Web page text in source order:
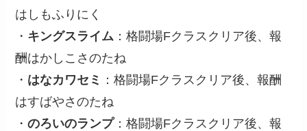
はしもふりにく
・ キングスライム ：格闘場Fクラスクリア後、報
酬はかしこさのたね
・ はなカワセミ
：格闘場Fクラスクリア後、報酬
はすばやさのたね
・のろいのランプ：格闘場Fクラスクリア後、報